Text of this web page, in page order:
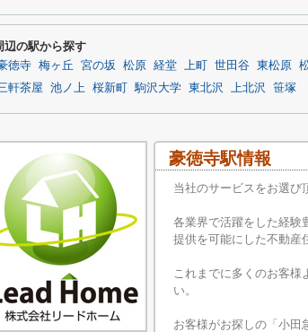
辺の駅から探す
徳寺 梅ヶ丘 宮の坂 松原 経堂 上町 世田谷 東松原
軒茶屋
池ノ上 桜新町 駒沢大学 東北沢 上北沢 笹塚
豪徳寺駅情報
当社のサービスをお選び
各業界で活躍をした経験
提供を可能にした不動産
これまでに多くのお客様
い。
お客様がお探しの「小田